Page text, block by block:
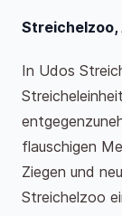
Streichelzoo,
In Udos
flauschigen
Ziegen und
Streichelzoo